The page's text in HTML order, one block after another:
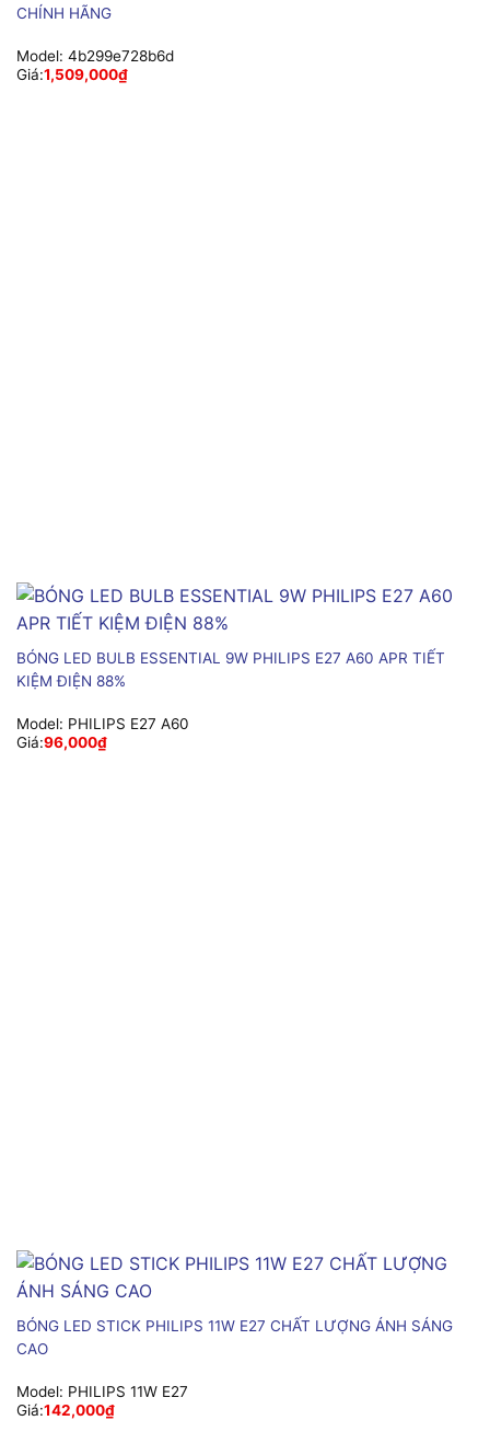
CHÍNH HÃNG
Model: 4b299e728b6d
Giá:1,509,000₫
BÓNG LED BULB ESSENTIAL 9W PHILIPS E27 A60 APR TIẾT
KIỆM ĐIỆN 88%
Model: PHILIPS E27 A60
Giá:96,000₫
BÓNG LED STICK PHILIPS 11W E27 CHẤT LƯỢNG ÁNH SÁNG
CAO
Model: PHILIPS 11W E27
Giá:142,000₫